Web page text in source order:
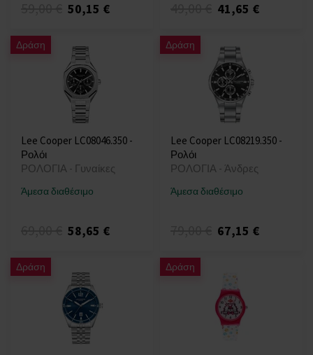
50,15 € 41,65 €
Δράση
Lee Cooper LC08046.350 -
Ρολόι
ΡΟΛΟΓΙΑ - Γυναίκες
Άμεσα διαθέσιμο
58,65 €
Δράση
Lee Cooper LC08219.350 -
Ρολόι
ΡΟΛΟΓΙΑ - Άνδρες
Άμεσα διαθέσιμο
67,15 €
Δράση Δράση